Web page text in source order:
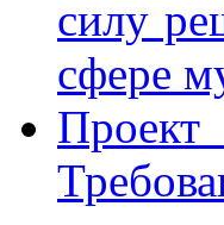
силу
сфере